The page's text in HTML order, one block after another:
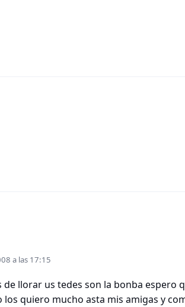
a las 17:15
de llorar us tedes son la bonba espero
quiero mucho asta mis amigas y